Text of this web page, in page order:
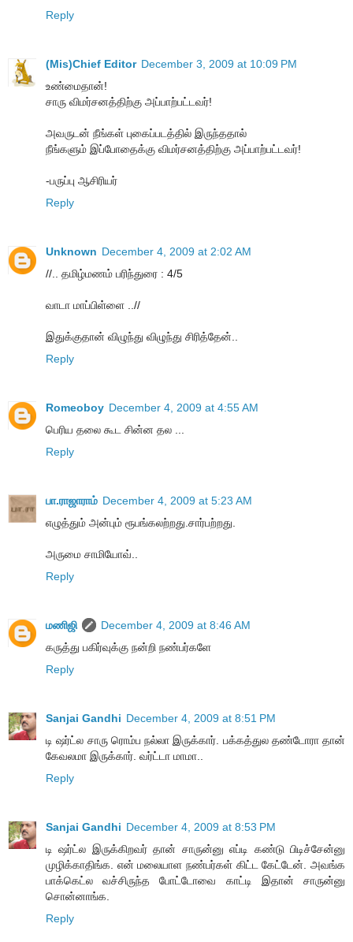
Reply
(Mis)Chief Editor December 3, 2009 at 10:09 PM
உண்மைதான்!
சாரு விமர்சனத்திற்கு அப்பாற்பட்டவர்!
அவருடன் நீங்கள் புகைப்படத்தில் இருந்ததால்
நீங்களும் இப்போதைக்கு விமர்சனத்திற்கு அப்பாற்பட்டவர்!
-பருப்பு ஆசிரியர்
Reply
Unknown December 4, 2009 at 2:02 AM
//.. தமிழ்மணம் பரிந்துரை : 4/5
வாடா மாப்பிள்ளை ..//
இதுக்குதான் விழுந்து விழுந்து சிரித்தேன்..
Reply
Romeoboy December 4, 2009 at 4:55 AM
பெரிய தலை கூட சின்ன தல ...
Reply
பா.ராஜாராம் December 4, 2009 at 5:23 AM
எழுத்தும் அன்பும் ரூபங்கலற்றது.சார்பற்றது.
அருமை சாமியோவ்..
Reply
மணிஜி
December 4, 2009 at 8:46 AM
கருத்து பகிர்வுக்கு நன்றி நண்பர்களே
Reply
Sanjai Gandhi December 4, 2009 at 8:51 PM
டி ஷர்ட்ல சாரு ரொம்ப நல்லா இருக்கார். பக்கத்துல தண்டோரா தான்
கேவலமா இருக்கார். வர்ட்டா மாமா..
Reply
Sanjai Gandhi December 4, 2009 at 8:53 PM
டி ஷர்ட்ல இருக்கிறவர் தான் சாருன்னு எப்டி கண்டு பிடிச்சேன்னு
முழிக்காதிங்க. என் மலையாள நண்பர்கள் கிட்ட கேட்டேன். அவங்க
பாக்கெட்ல வச்சிருந்த போட்டோவை காட்டி இதான் சாருன்னு
சொன்னாங்க.
Reply